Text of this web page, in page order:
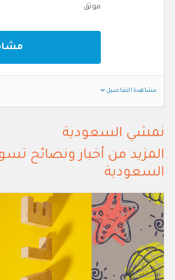
موثق
مشاهدة التفاصيل
نمشي السعودية
المزيد من أخبار ونصائح
السعودية